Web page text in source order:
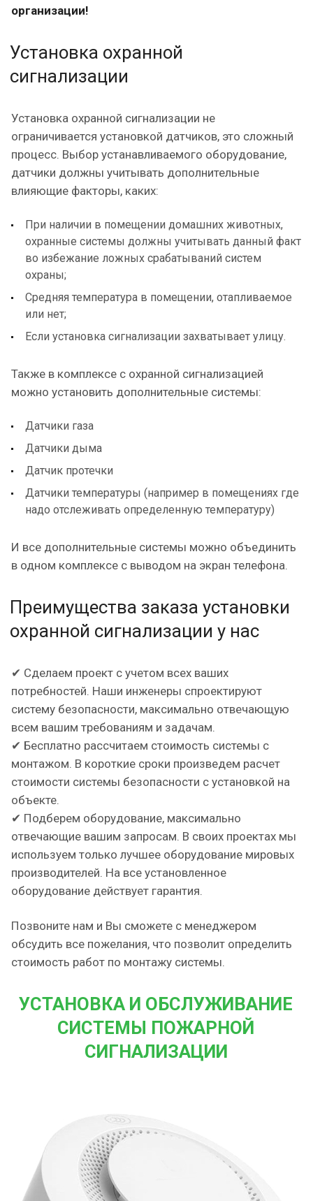
организации!
Установка охранной
сигнализации
Установка охранной сигнализации не
ограничивается установкой датчиков, это сложный
процесс. Выбор устанавливаемого оборудование,
датчики должны учитывать дополнительные
влияющие факторы, каких:
При наличии в помещении домашних животных,
охранные системы должны учитывать данный факт
во избежание ложных срабатываний систем
охраны;
Средняя температура в помещении, отапливаемое
или нет;
Если установка сигнализации захватывает улицу.
Также в комплексе с охранной сигнализацией
можно установить дополнительные системы:
Датчики газа
Датчики дыма
Датчик протечки
Датчики температуры (например в помещениях где
надо отслеживать определенную температуру)
И все дополнительные системы можно объединить
в одном комплексе с выводом на экран телефона.
Преимущества заказа установки
охранной сигнализации у нас
✔ Сделаем проект с учетом всех ваших
потребностей. Наши инженеры спроектируют
систему безопасности, максимально отвечающую
всем вашим требованиям и задачам.
✔ Бесплатно рассчитаем стоимость системы с
монтажом. В короткие сроки произведем расчет
стоимости системы безопасности с установкой на
объекте.
✔ Подберем оборудование, максимально
отвечающие вашим запросам. В своих проектах мы
используем только лучшее оборудование мировых
производителей. На все установленное
оборудование действует гарантия.
Позвоните нам и Вы сможете с менеджером
обсудить все пожелания, что позволит определить
стоимость работ по монтажу системы.
УСТАНОВКА И ОБСЛУЖИВАНИЕ
СИСТЕМЫ ПОЖАРНОЙ
СИГНАЛИЗАЦИИ